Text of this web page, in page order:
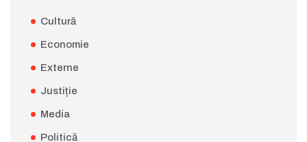
Cultură
Economie
Externe
Justiție
Media
Politică